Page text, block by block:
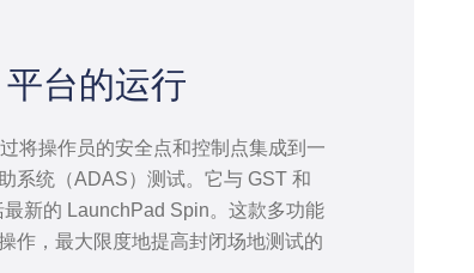
台的运行
将操作员的安全点和控制点集成到一
系统（ADAS）测试。它与 GST 和
新的 LaunchPad Spin。这款多功能
作，最大限度地提高封闭场地测试的